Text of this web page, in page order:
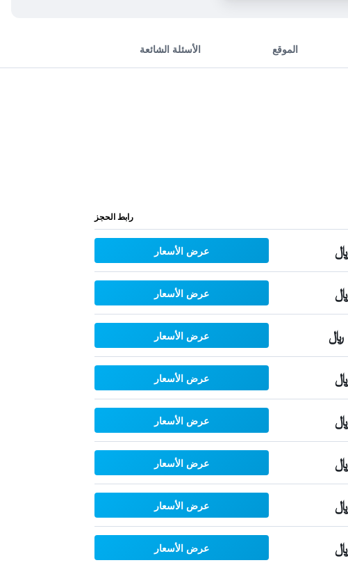
الموقع الأسئلة الشائعة
رابط الحجز
عرض الأسعار
عرض الأسعار
عرض الأسعار
عرض الأسعار
عرض الأسعار
عرض الأسعار
عرض الأسعار
عرض الأسعار